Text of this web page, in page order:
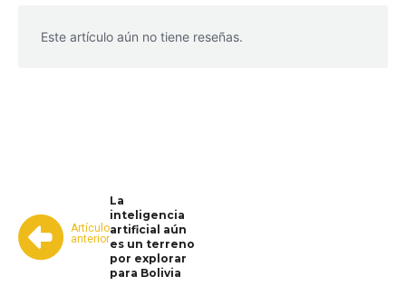
Este artículo aún no tiene reseñas.
Artículo
anterior
La
inteligencia
artificial aún
es un terreno
por explorar
para Bolivia